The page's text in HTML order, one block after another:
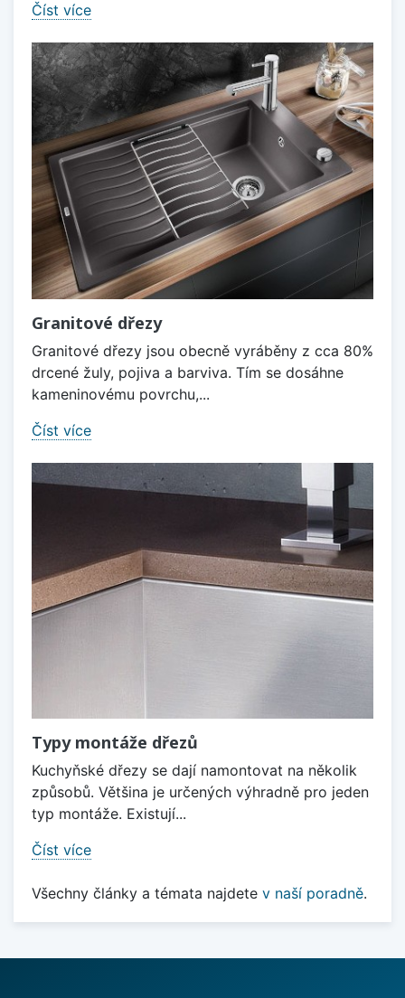
Číst více
Granitové dřezy
Granitové dřezy jsou obecně vyráběny z cca 80%
drcené žuly, pojiva a barviva. Tím se dosáhne
kameninovému povrchu,...
Číst více
Typy montáže dřezů
Kuchyňské dřezy se dají namontovat na několik
způsobů. Většina je určených výhradně pro jeden
typ montáže. Existují...
Číst více
Všechny články a témata najdete v naší poradně.